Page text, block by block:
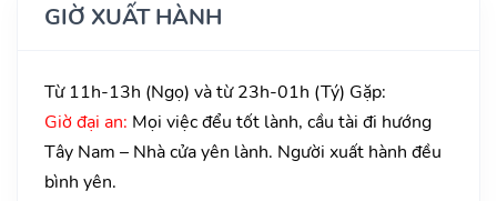
GIỜ XUẤT HÀNH
Từ 11h-13h (Ngọ) và từ 23h-01h (Tý) Gặp:
Giờ đại an: Mọi việc đểu tốt lành, cầu tài đi hướng
Tây Nam – Nhà cửa yên lành. Người xuất hành đều
bình yên.